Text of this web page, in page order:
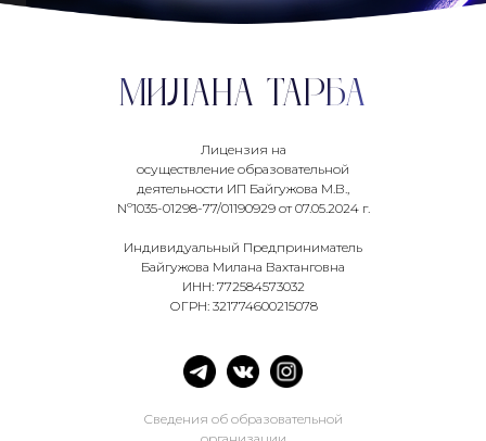
МИЛАНА ТАРБА
Индивидуальный Предприниматель
Байгужова Милана Вахтанговна
ИНН: 772584573032
ОГРН: 321774600215078
Лицензия на
осуществление образовательной
деятельности ИП Байгужова М.В.,
Nº1035-01298-77/01190929 от 07.05.2024 г.
Сведения об образовательной